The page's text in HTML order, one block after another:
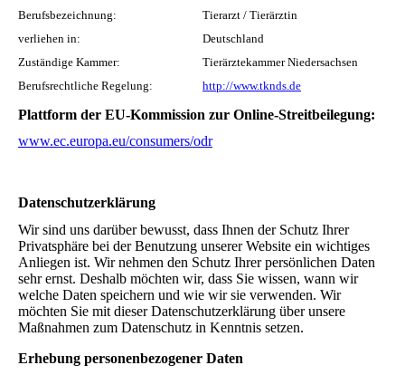
Berufsbezeichnung:
Tierarzt / Tierärztin
verliehen in:
Deutschland
Zuständige Kammer:
Tierärztekammer Niedersachsen
Berufsrechtliche Regelung:
http://www.tknds.de
Plattform der EU-Kommission zur Online-Streitbeilegung:
www.ec.europa.eu/consumers/odr
Datenschutz­erklärung
Wir sind uns darüber bewusst, dass Ihnen der Schutz Ihrer
Privatsphäre bei der Benutzung unserer Website ein wichtiges
Anliegen ist. Wir nehmen den Schutz Ihrer persönlichen Daten
sehr ernst. Deshalb möchten wir, dass Sie wissen, wann wir
welche Daten speichern und wie wir sie verwenden. Wir
möchten Sie mit dieser Datenschutzerklärung über unsere
Maßnahmen zum Datenschutz in Kenntnis setzen.
Erhebung personenbezogener Daten